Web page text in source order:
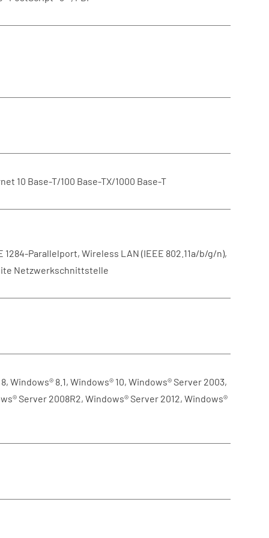
10 Base-T/100 Base-TX/1000 Base-T
Parallelport, Wireless LAN (IEEE 802.11a/b/g/n),
Netzwerkschnittstelle
Windows® 8.1, Windows® 10, Windows® Server 2003,
Server 2008R2, Windows® Server 2012, Windows®